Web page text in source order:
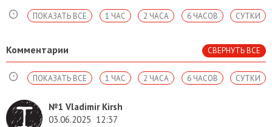
СУТКИ
6 ЧАСОВ
2 ЧАСА
1 ЧАС
ПОКАЗАТЬ ВСЕ
Комментарии СВЕРНУТЬ ВСЕ
СУТКИ
6 ЧАСОВ
2 ЧАСА
1 ЧАС
ПОКАЗАТЬ ВСЕ
№1 Vladimir Kirsh
03.06.2025 12:37